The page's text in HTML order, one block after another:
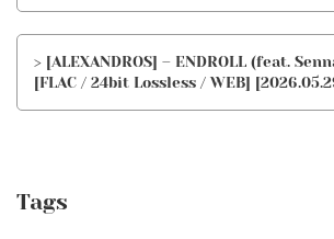
> [ALEXANDROS] – ENDROLL (feat.
[FLAC / 24bit Lossless / WEB]
Tags